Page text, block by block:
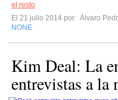
el resto
El 21 julio 2014 por
Álvaro
NONE
Kim Deal: La
entrevistas a la